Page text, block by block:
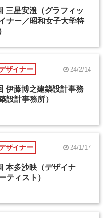
三星安澄（グラフィッ
ナー／昭和女子大学特
ザイナー 24/2/14
伊藤博之建築設計事務
設計事務所）
ザイナー 24/1/17
本多沙映（デザイナ
ティスト）